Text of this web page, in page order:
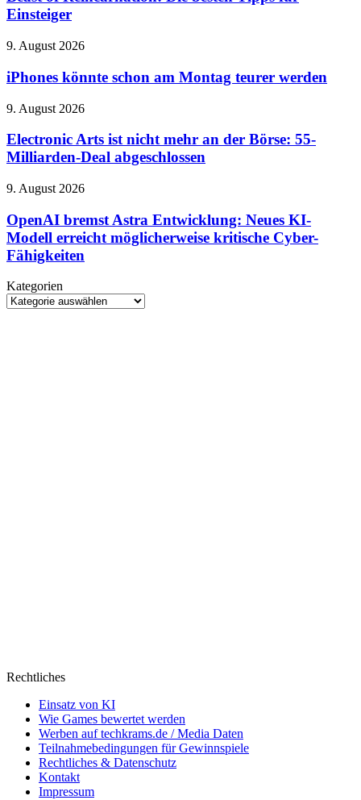
neuen
Die
besten
für
Einsteiger
iPhones
schon
am
Montag
teurer
werden
9. August 2026
iPhones könnte schon am Montag teurer werden
Electronic
ist
nicht
mehr
der
55-
Milliarden-
Deal
abgeschlossen
9. August 2026
Electronic Arts ist nicht mehr an der Börse: 55-
Milliarden-Deal abgeschlossen
OpenAI
Astra
Entwicklung:
Neues
KI-
erreicht
möglicherweise
9. August 2026
OpenAI bremst Astra Entwicklung: Neues KI-
Modell erreicht möglicherweise kritische Cyber-
Fähigkeiten
Kategorien
Kategorien
Rechtliches
Einsatz von KI
Wie Games bewertet werden
Werben auf techkrams.de / Media Daten
Teilnahmebedingungen für Gewinnspiele
Rechtliches & Datenschutz
Kontakt
Impressum